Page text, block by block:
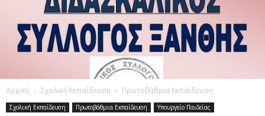
Αρχική Σχολική Εκπαίδευση Πρωτοβάθμια Εκπαίδευση
Σχολική Εκπαίδευση Πρωτοβάθμια Εκπαίδευση Υπουργείο Παιδείας